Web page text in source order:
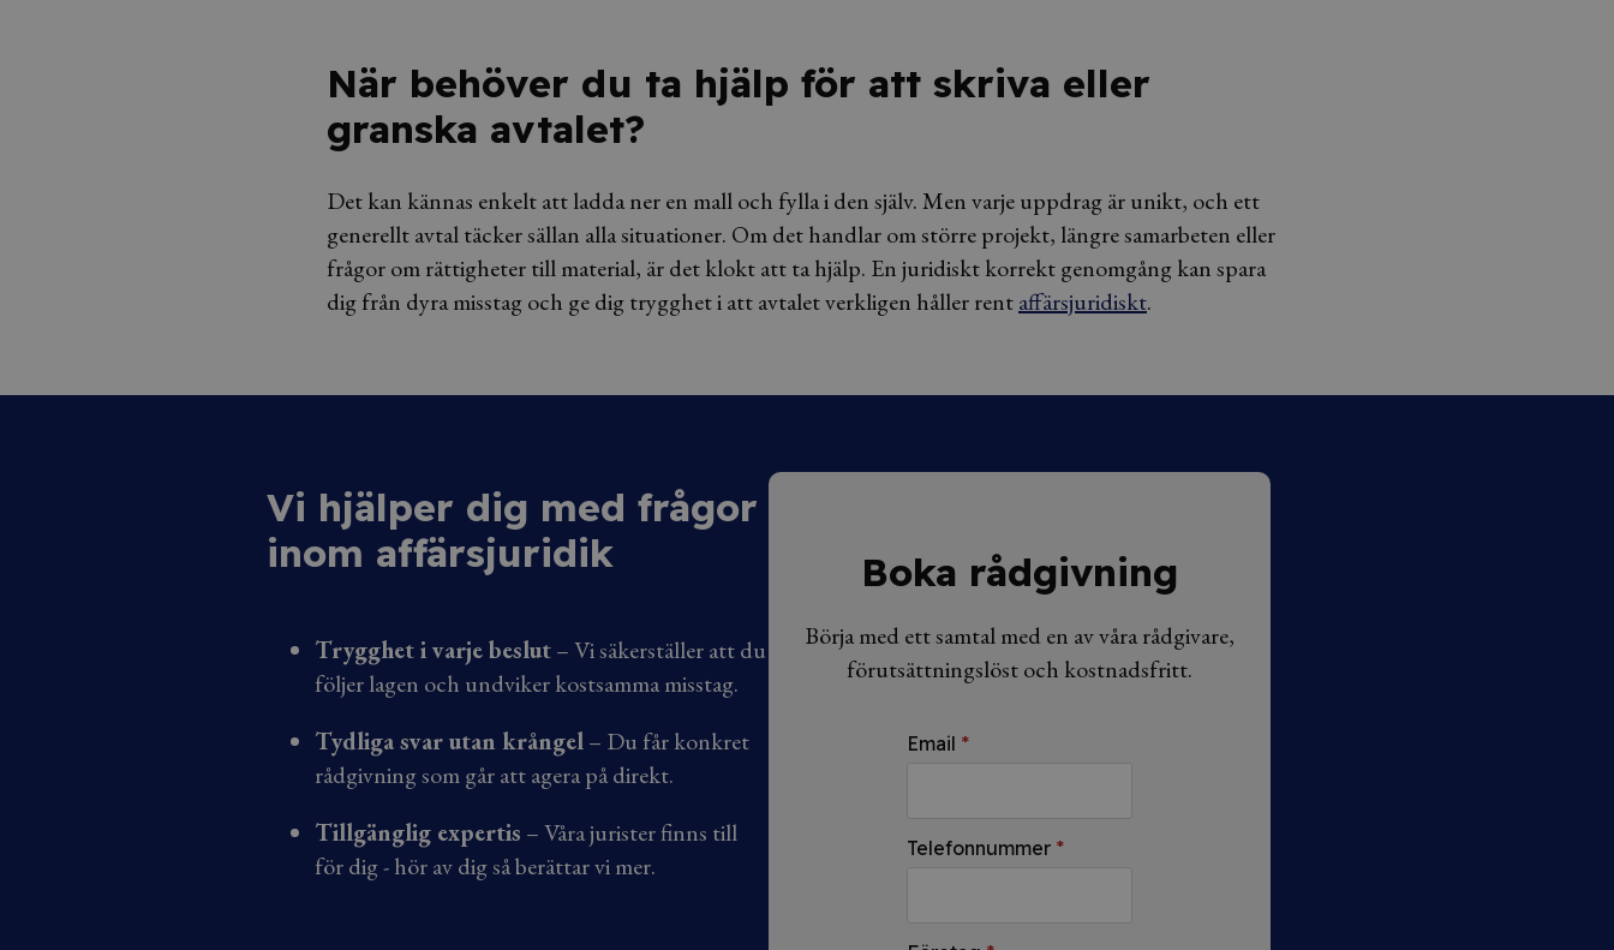
När behöver du ta hjälp för att skriva eller
granska avtalet?
Det kan kännas enkelt att ladda ner en mall och fylla i den själv. Men varje uppdrag är unikt, och ett
generellt avtal täcker sällan alla situationer. Om det handlar om större projekt, längre samarbeten eller
frågor om rättigheter till material, är det klokt att ta hjälp. En juridiskt korrekt genomgång kan spara
dig från dyra misstag och ge dig trygghet i att avtalet verkligen håller rentaffärsjuridiskt.
Vi hjälper dig med frågor
inom affärsjuridik
Trygghet i varje beslut– Vi säkerställer att du
följer lagen och undviker kostsamma misstag.
Tydliga svar utan krångel– Du får konkret
rådgivning som går att agera på direkt.
Tillgänglig expertis – Våra jurister finns till
för dig - hör av dig så berättar vi mer.
Boka rådgivning
Börja med ett samtal med en av våra rådgivare,
förutsättningslöst och kostnadsfritt.
Email *
Telefonnummer *